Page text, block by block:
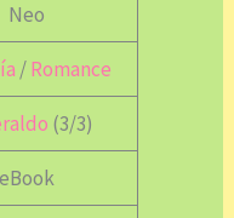
Neo
/Romance
(3/3)
eBook